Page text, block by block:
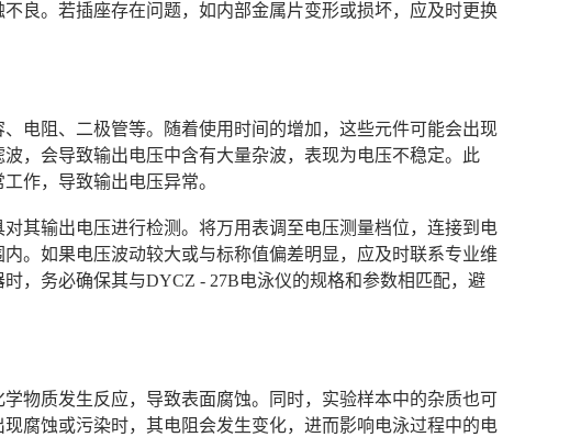
良。若插座存在问题，如内部金属片变形或损坏，应及时更换
电阻、二极管等。随着使用时间的增加，这些元件可能会出现
，会导致输出电压中含有大量杂波，表现为电压不稳定。此
作，导致输出电压异常。
其输出电压进行检测。将万用表调至电压测量档位，连接到电
。如果电压波动较大或与标称值偏差明显，应及时联系专业维
，务必确保其与DYCZ - 27B电泳仪的规格和参数相匹配，避
物质发生反应，导致表面腐蚀。同时，实验样本中的杂质也可
腐蚀或污染时，其电阻会发生变化，进而影响电泳过程中的电